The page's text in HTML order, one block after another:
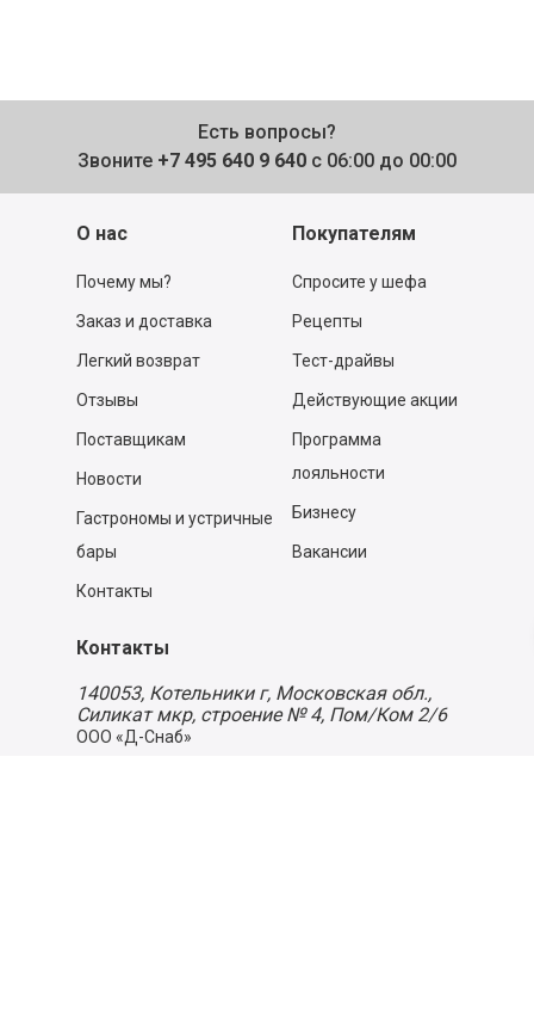
Есть вопросы?
Звоните +7 495 640 9 640 с 06:00 до 00:00
О нас
Почему мы?
Заказ и доставка
Легкий возврат
Отзывы
Поставщикам
Новости
Гастрономы и устричные
бары
Контакты
Покупателям
Спросите у шефа
Рецепты
Тест-драйвы
Действующие акции
Программа
лояльности
Бизнесу
Вакансии
Контакты
140053, Котельники г, Московская обл.,
Силикат мкр, строение № 4, Пом/Ком 2/6
ООО «Д-Снаб»